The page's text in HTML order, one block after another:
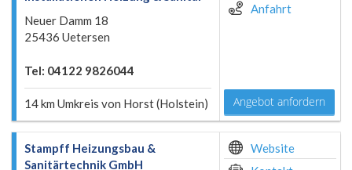
Neuer Damm 18
25436 Uetersen
Tel: 04122 9826044
14 km Umkreis von Horst (Holstein)
Anfahrt
Angebot anfordern
Stampff Heizungsbau &
Sanitärtechnik GmbH
Website